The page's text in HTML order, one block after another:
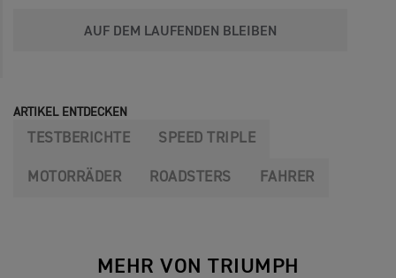
AUF DEM LAUFENDEN BLEIBEN
ARTIKEL ENTDECKEN
TESTBERICHTE SPEED TRIPLE
MOTORRÄDER ROADSTERS FAHRER
MEHR VON TRIUMPH